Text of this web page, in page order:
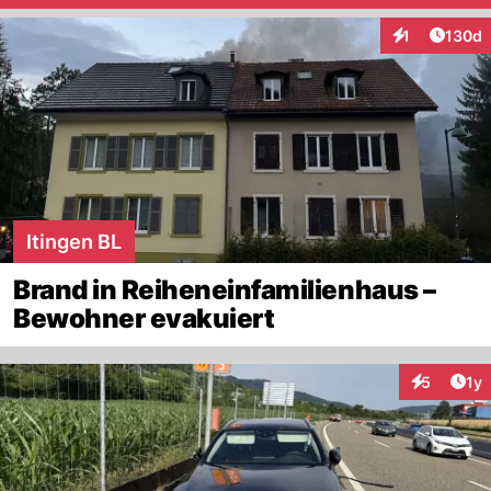
1
Interaktionen
130d
Itingen BL
Brand in Reiheneinfamilienhaus –
Bewohner evakuiert
5 1y